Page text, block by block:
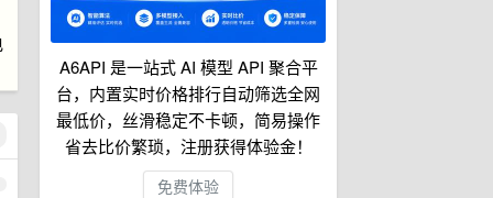
A6API 是一站式 AI 模型 API 聚合平
台，内置实时价格排行自动筛选全网
最低价，丝滑稳定不卡顿，简易操作
省去比价繁琐，注册获得体验金！
免费体验